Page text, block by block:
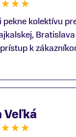
pekne kolektívu
k
Martinovi
ako aj prilby..
Guniš mi svojou
nové obzory a
jeho
Veľká